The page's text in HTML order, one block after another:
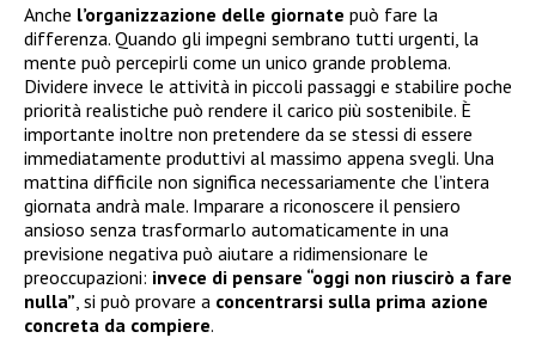
Anche l’organizzazione delle giornate può fare la
differenza. Quando gli impegni sembrano tutti urgenti, la
mente può percepirli come un unico grande problema.
Dividere invece le attività in piccoli passaggi e stabilire poche
priorità realistiche può rendere il carico più sostenibile. È
importante inoltre non pretendere da se stessi di essere
immediatamente produttivi al massimo appena svegli. Una
mattina difficile non significa necessariamente che l’intera
giornata andrà male. Imparare a riconoscere il pensiero
ansioso senza trasformarlo automaticamente in una
previsione negativa può aiutare a ridimensionare le
preoccupazioni: invece di pensare “oggi non riuscirò a fare
nulla” , si può provare a concentrarsi sulla prima azione
concreta da compiere.